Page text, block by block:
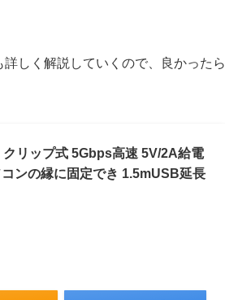
しく解説していくので、良かったら
クリップ式 5Gbps高速 5V/2A給電
ンの縁に固定でき 1.5mUSB延長